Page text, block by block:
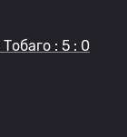
: 5 : 0